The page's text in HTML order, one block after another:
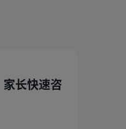
家长快速咨